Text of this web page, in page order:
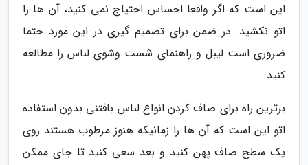
این است که اگر واقعا احساس احتیاج نمی کنید، آن ها را
اتو نکشید. در ضمن برای تصمیم گیری در این مورد حتما
ضروری است لیبل و راهنمای شست وشوی لباس را مطالعه
کنید.
برترین راه برای صاف کردن انواع لباس بافتنی بدون استفاده
اتو این است که آن ها را زمانیکه هنوز مرطوب هستند روی
یک سطح صاف پهن کنید و بعد سعی کنید تا جای ممکن